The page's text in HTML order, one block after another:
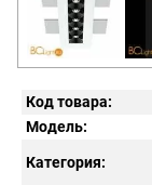
Код товара:
Модель:
Категория: